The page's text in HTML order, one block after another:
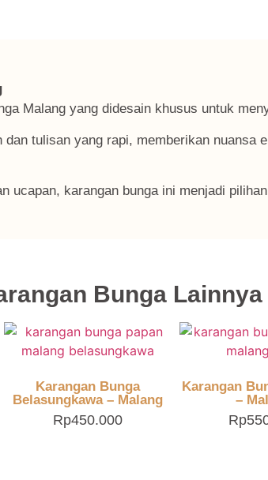
Malang yang didesain khusus untuk
tulisan yang rapi, memberikan
ucapan, karangan bunga ini menjadi
Bunga Lainnya
Karangan Bunga
Belasungkawa – Malang
Rp450.000
Karangan
–
Rp